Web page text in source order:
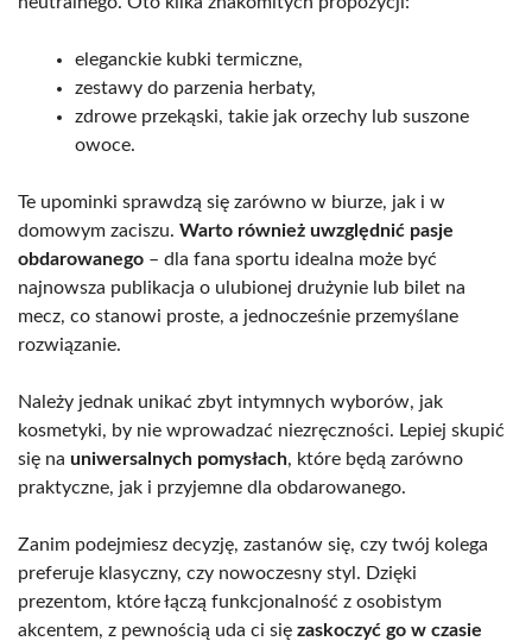
eleganckie kubki termiczne,
zestawy do parzenia herbaty,
zdrowe przekąski, takie jak orzechy lub suszone
owoce.
Te upominki sprawdzą się zarówno w biurze, jak i w
domowym zaciszu. Warto również uwzględnić pasje
obdarowanego – dla fana sportu idealna może być
najnowsza publikacja o ulubionej drużynie lub bilet na
mecz, co stanowi proste, a jednocześnie przemyślane
rozwiązanie.
Należy jednak unikać zbyt intymnych wyborów, jak
kosmetyki, by nie wprowadzać niezręczności. Lepiej skupić
się na uniwersalnych pomysłach, które będą zarówno
praktyczne, jak i przyjemne dla obdarowanego.
Zanim podejmiesz decyzję, zastanów się, czy twój kolega
preferuje klasyczny, czy nowoczesny styl. Dzięki
prezentom, które łączą funkcjonalność z osobistym
akcentem, z pewnością uda ci się zaskoczyć go w czasie